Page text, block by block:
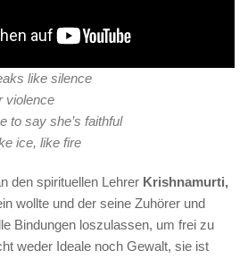
like silence
violence
to say she’s faithful
ice, like fire
den spirituellen Lehrer Krishnamurti,
wollte und der seine Zuhörer und
Bindungen loszulassen, um frei zu
weder Ideale noch Gewalt, sie ist